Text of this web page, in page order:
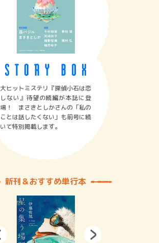
大ヒットミステリ『探偵小石は恋
しない』待望の続編が本誌に登
場！ まさきとしかさんの「私の
ことは話したくない」も前号に続
いて特別掲載します。
新刊＆おすすめ単行本